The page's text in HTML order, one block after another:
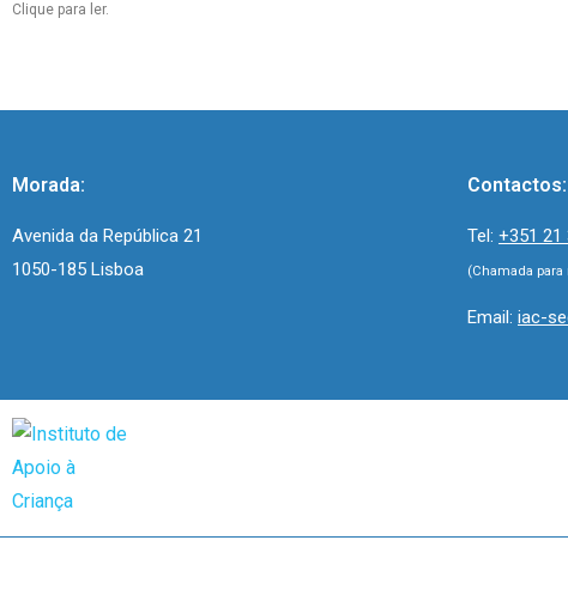
Clique para ler.
Morada:
Avenida da República 21
1050-185 Lisboa
Contactos:
Tel: +351 21
(Chamada
Email: iac-